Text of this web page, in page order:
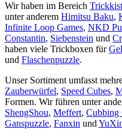
Wir haben im Bereich
unter anderem Himitsu Baku,
Infinite Loop Games, NKD
Constantin, Siebenstein und
haben viele Trickboxen für
und Flaschenpuzzle.
Unser Sortiment umfasst
Zauberwürfel, Speed Cubes,
Formen. Wir führen unter
ShengShou, Meffert, Cubbing
Ganspuzzle, Fanxin und